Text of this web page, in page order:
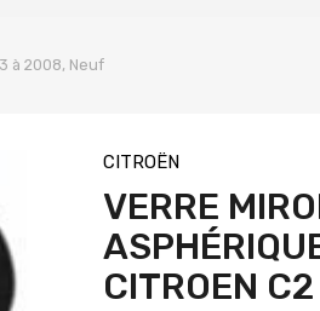
à 2008, Neuf
CITROËN
VERRE
CITROEN